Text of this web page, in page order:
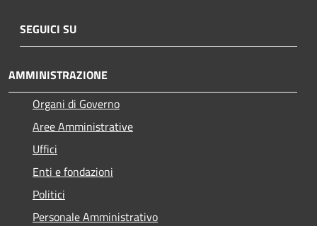
SEGUICI SU
AMMINISTRAZIONE
Organi di Governo
Aree Amministrative
Uffici
Enti e fondazioni
Politici
Personale Amministrativo